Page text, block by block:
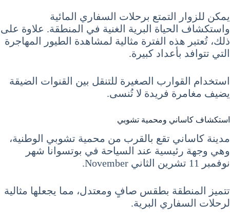
يمكن للزوار التمتع برحلات السفاري المائية
واستكشاف الحياة البرية الغنية في المنطقة. علاوة على
ذلك، تُعتبر هذه الفترة مثالية لمشاهدة الطيور المهاجرة
التي تتوافد بأعداد كبيرة.
استخدام القوارب الصغيرة للتنقل بين القنوات الضيقة
يضيف مغامرة فريدة لا تُنسى.
استكشاف كاساني ومحمية تشوبي
مدينة كاساني تقع بالقرب من محمية تشوبي الوطنية،
وهي وجهة رئيسية عند السياحة في بوتسوانا شهر
نوفمبر 11 تشرين الثاني November.
تتميز المنطقة بطقس صافٍ ومعتدل، مما يجعلها مثالية
لرحلات السفاري البرية.